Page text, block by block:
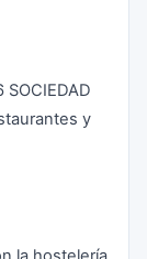
SOCIEDAD
y